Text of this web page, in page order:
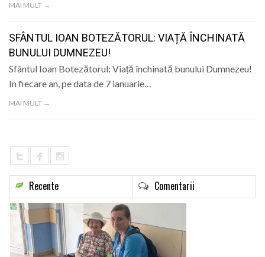
MAI MULT →
SFÂNTUL IOAN BOTEZĂTORUL: VIAȚĂ ÎNCHINATĂ
BUNULUI DUMNEZEU!
Sfântul Ioan Botezătorul: Viață închinată bunului Dumnezeu!
In fiecare an, pe data de 7 ianuarie…
MAI MULT →
Recente Comentarii